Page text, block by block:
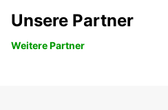
Unsere Partner
Weitere Partner